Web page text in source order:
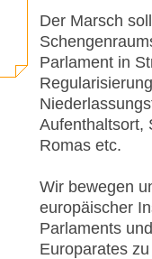
Der Marsch
Parlament in
Aufenthaltsort,
Romas etc.
Wir bewegen
europäischer
Parlaments
Europarates